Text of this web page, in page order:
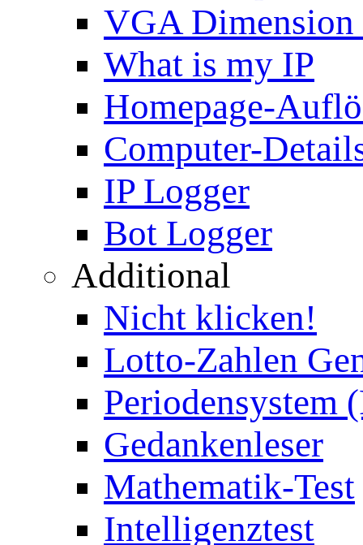
VGA Dimension
What is my IP
Homepage-
Computer-
IP Logger
Bot Logger
Additional
Nicht klicken!
Lotto-Zahlen
Periodensystem
Gedankenleser
Mathematik-Test
Intelligenztest